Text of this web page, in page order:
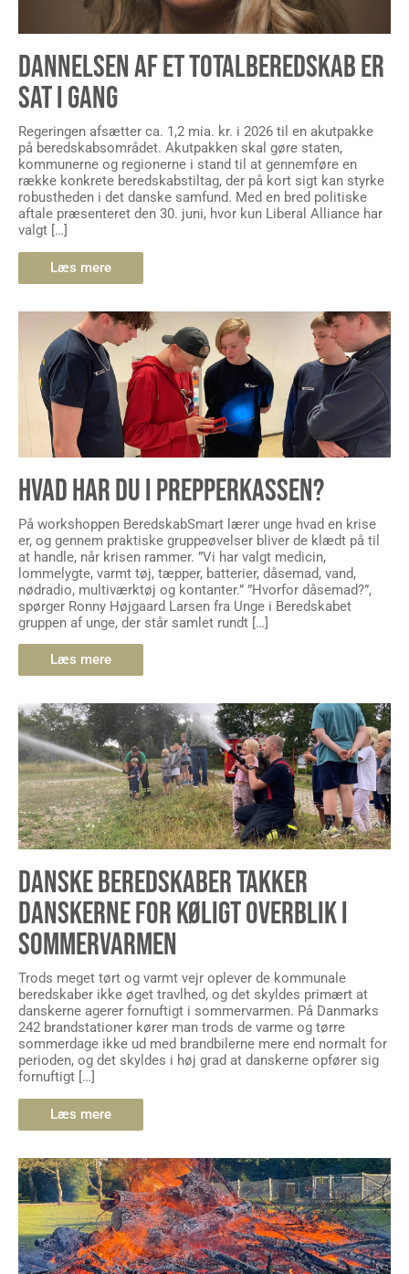
DANNELSEN AF ET TOTALBEREDSKAB ER
SAT I GANG
Regeringen afsætter ca. 1,2 mia. kr. i 2026 til en akutpakke
på beredskabsområdet. Akutpakken skal gøre staten,
kommunerne og regionerne i stand til at gennemføre en
række konkrete beredskabstiltag, der på kort sigt kan styrke
robustheden i det danske samfund. Med en bred politiske
aftale præsenteret den 30. juni, hvor kun Liberal Alliance har
valgt […]
Læs mere
HVAD HAR DU I PREPPERKASSEN?
På workshoppen BeredskabSmart lærer unge hvad en krise
er, og gennem praktiske gruppeøvelser bliver de klædt på til
at handle, når krisen rammer. ”Vi har valgt medicin,
lommelygte, varmt tøj, tæpper, batterier, dåsemad, vand,
nødradio, multiværktøj og kontanter.” ”Hvorfor dåsemad?”,
spørger Ronny Højgaard Larsen fra Unge i Beredskabet
gruppen af unge, der står samlet rundt […]
Læs mere
DANSKE BEREDSKABER TAKKER
DANSKERNE FOR KØLIGT OVERBLIK I
SOMMERVARMEN
Trods meget tørt og varmt vejr oplever de kommunale
beredskaber ikke øget travlhed, og det skyldes primært at
danskerne agerer fornuftigt i sommervarmen. På Danmarks
242 brandstationer kører man trods de varme og tørre
sommerdage ikke ud med brandbilerne mere end normalt for
perioden, og det skyldes i høj grad at danskerne opfører sig
fornuftigt […]
Læs mere